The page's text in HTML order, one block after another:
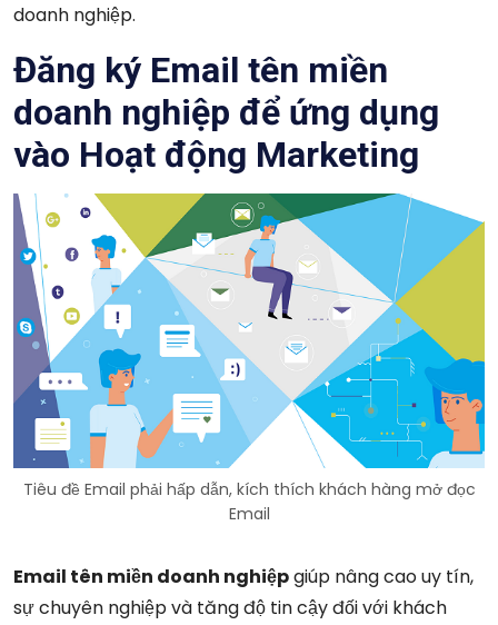
doanh nghiệp.
Đăng ký Email tên miền
doanh nghiệp để ứng dụng
vào Hoạt động Marketing
Tiêu đề Email phải hấp dẫn, kích thích khách hàng mở đọc
Email
Email tên miền doanh nghiệpgiúp nâng cao uy tín,
sự chuyên nghiệp và tăng độ tin cậy đối với khách